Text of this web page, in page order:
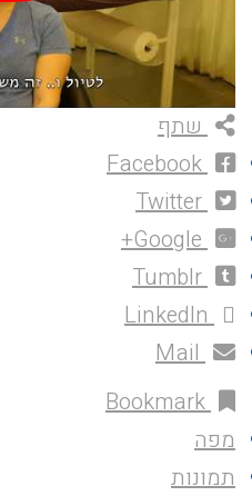
שתף
Facebook
Twitter
Google+
Tumblr
LinkedIn
Mail
Bookmark
מפה
תמונות